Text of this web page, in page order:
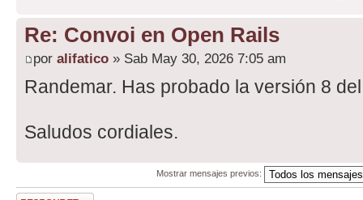
Re: Convoi en Open Rails
por alifatico » Sab May 30, 2026 7:05 am
Randemar. Has probado la versión 8
Saludos cordiales.
Mostrar mensajes previos:
Publicar una